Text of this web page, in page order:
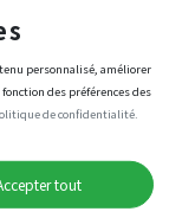
vie privée
personnalisé, améliorer
des préférences des
de confidentialité.
tout